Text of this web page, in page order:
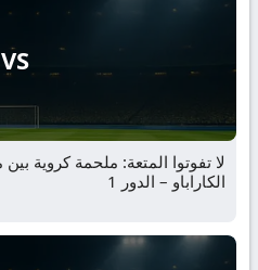
VS
لا تفوتوا المتعة: ملحمة كروية
الكاراباو – الدور 1